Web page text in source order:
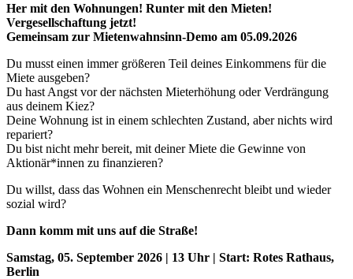
Her mit den Wohnungen! Runter mit den Mieten!
Vergesellschaftung jetzt!
Gemeinsam zur Mietenwahnsinn-Demo am 05.09.2026
Du musst einen immer größeren Teil deines Einkommens für die
Miete ausgeben?
Du hast Angst vor der nächsten Mieterhöhung oder Verdrängung
aus deinem Kiez?
Deine Wohnung ist in einem schlechten Zustand, aber nichts wird
repariert?
Du bist nicht mehr bereit, mit deiner Miete die Gewinne von
Aktionär*innen zu finanzieren?
Du willst, dass das Wohnen ein Menschenrecht bleibt und wieder
sozial wird?
Dann komm mit uns auf die Straße!
Samstag, 05. September 2026 | 13 Uhr | Start: Rotes Rathaus,
Berlin